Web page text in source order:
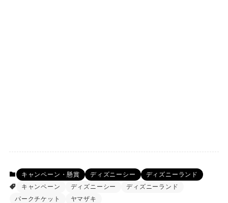
キャンペーン・懸賞 ディズニーシー
ディズニーランド
キャンペーン
ディズニーシー
ディズニーランド
パークチケット
ヤマザキ